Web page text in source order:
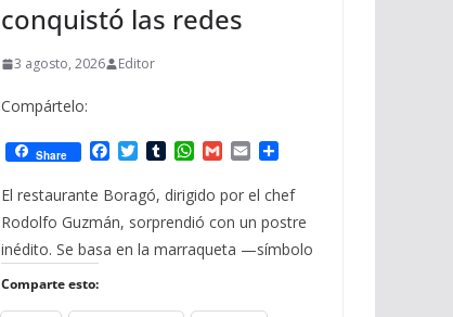
conquistó las redes
3 agosto, 2026 Editor
Compártelo:
Share
c
b
o
T
i
t
t
e
T
m
l
r
W
a
s
A
G
a
l
E
a
l
m
a
r
El restaurante Boragó, dirigido por el chef
Rodolfo Guzmán, sorprendió con un postre
inédito. Se basa en la marraqueta —símbolo
Comparte esto: